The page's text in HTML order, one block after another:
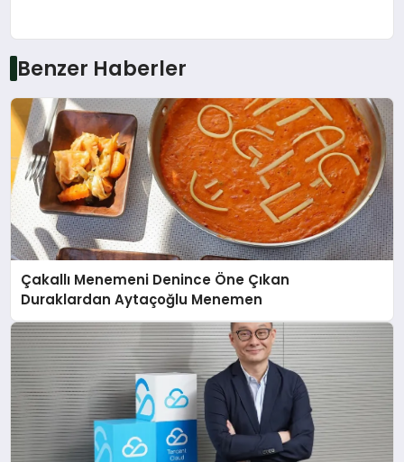
Benzer Haberler
Çakallı Menemeni Denince Öne Çıkan
Duraklardan Aytaçoğlu Menemen